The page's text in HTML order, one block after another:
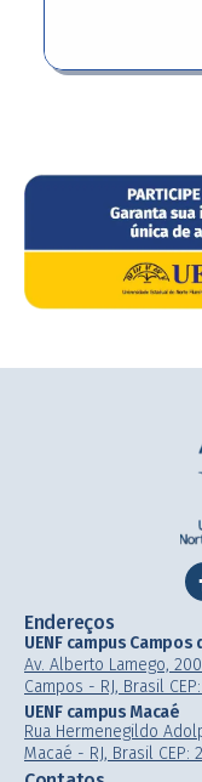
Endereços
UENF campus
Av. Alberto Lamego,
Campos - RJ, Brasil
UENF campus Macaé
Rua Hermenegildo
Macaé - RJ, Brasil CEP: